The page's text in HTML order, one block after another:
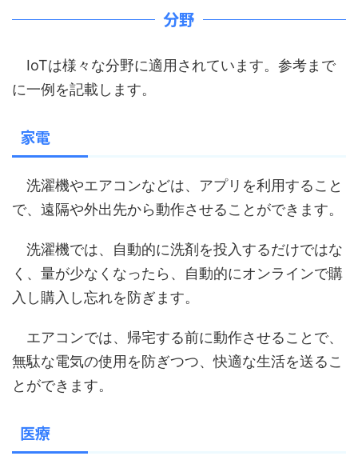
分野
IoTは様々な分野に適用されています。参考まで
に一例を記載します。
家電
洗濯機やエアコンなどは、アプリを利用すること
で、遠隔や外出先から動作させることができます。
洗濯機では、自動的に洗剤を投入するだけではな
く、量が少なくなったら、自動的にオンラインで購
入し購入し忘れを防ぎます。
エアコンでは、帰宅する前に動作させることで、
無駄な電気の使用を防ぎつつ、快適な生活を送るこ
とができます。
医療